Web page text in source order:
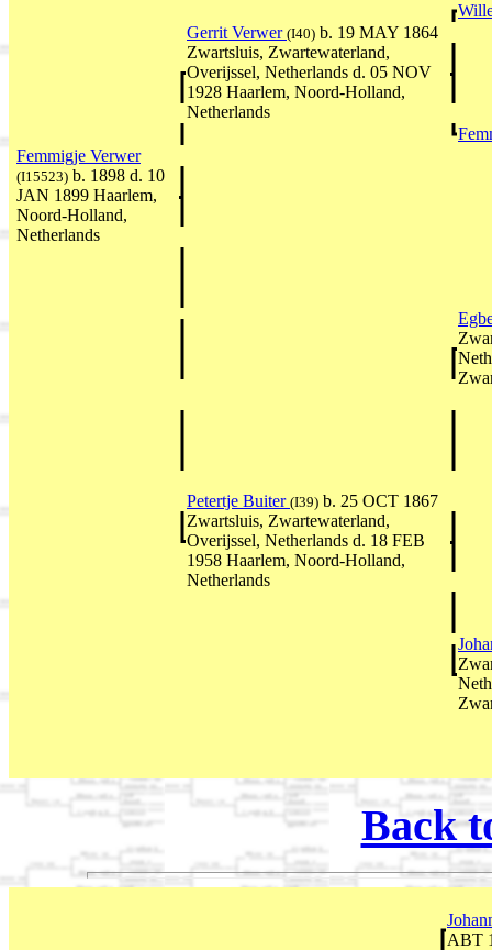
Gerrit Verwer (I40) b. 19 MAY 1864
Zwartsluis, Zwartewaterland,
Overijssel, Netherlands d. 05 NOV
1928 Haarlem, Noord-Holland,
Netherlands
Femmigje Verwer
(I15523) b. 1898 d. 10
JAN 1899 Haarlem,
Noord-Holland,
Netherlands
Petertje Buiter (I39) b. 25 OCT 1867
Zwartsluis, Zwartewaterland,
Overijssel, Netherlands d. 18 FEB
1958 Haarlem, Noord-Holland,
Netherlands
Back
ABT